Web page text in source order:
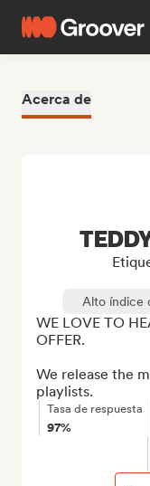
Acerca de
Alto índice
WE LOVE TO
OFFER.
We release the
playlists.
Tasa de respuesta
97%